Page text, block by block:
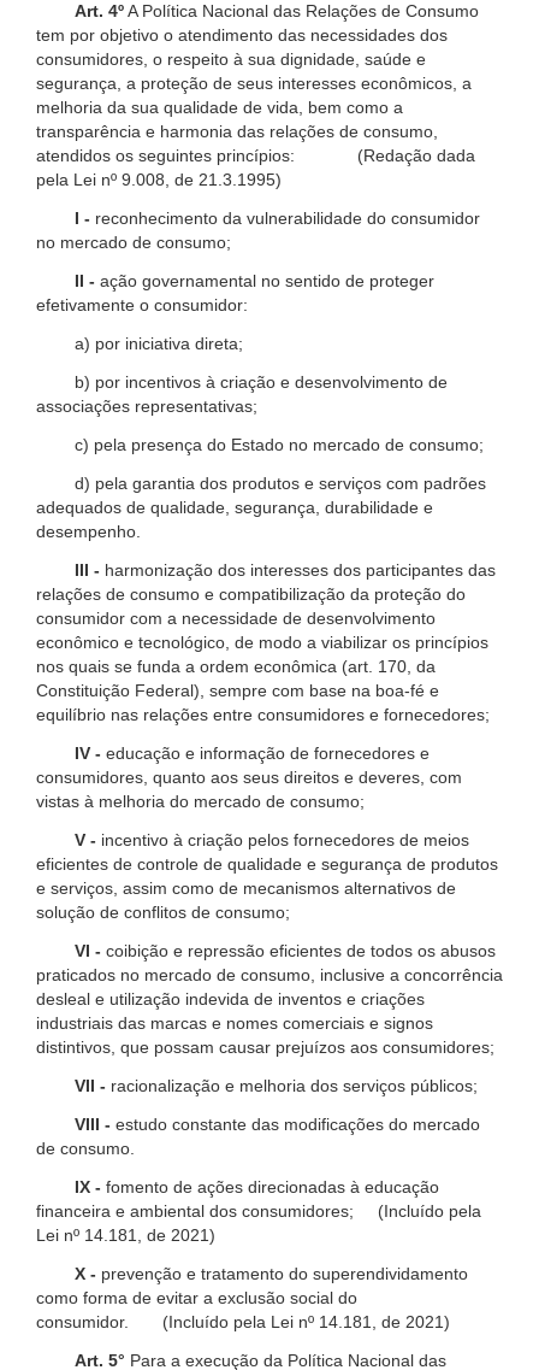
Art. 4ºA Política Nacional das Relações de Consumo
tem por objetivo o atendimento das necessidades dos
consumidores, o respeito à sua dignidade, saúde e
segurança, a proteção de seus interesses econômicos, a
melhoria da sua qualidade de vida, bem como a
transparência e harmonia das relações de consumo,
atendidos os seguintes princípios: (Redação dada
pela Lei nº 9.008, de 21.3.1995)
I - reconhecimento da vulnerabilidade do consumidor
no mercado de consumo;
II - ação governamental no sentido de proteger
efetivamente o consumidor:
a) por iniciativa direta;
b) por incentivos à criação e desenvolvimento de
associações representativas;
c) pela presença do Estado no mercado de consumo;
d) pela garantia dos produtos e serviços com padrões
adequados de qualidade, segurança, durabilidade e
desempenho.
III - harmonização dos interesses dos participantes das
relações de consumo e compatibilização da proteção do
consumidor com a necessidade de desenvolvimento
econômico e tecnológico, de modo a viabilizar os princípios
nos quais se funda a ordem econômica (art. 170, da
Constituição Federal), sempre com base na boa-fé e
equilíbrio nas relações entre consumidores e fornecedores;
IV - educação e informação de fornecedores e
consumidores, quanto aos seus direitos e deveres, com
vistas à melhoria do mercado de consumo;
V - incentivo à criação pelos fornecedores de meios
eficientes de controle de qualidade e segurança de produtos
e serviços, assim como de mecanismos alternativos de
solução de conflitos de consumo;
VI - coibição e repressão eficientes de todos os abusos
praticados no mercado de consumo, inclusive a concorrência
desleal e utilização indevida de inventos e criações
industriais das marcas e nomes comerciais e signos
distintivos, que possam causar prejuízos aos consumidores;
VII - racionalização e melhoria dos serviços públicos;
VIII - estudo constante das modificações do mercado
de consumo.
IX - fomento de ações direcionadas à educação
financeira e ambiental dos consumidores; (Incluído pela
Lei nº 14.181, de 2021)
X - prevenção e tratamento do superendividamento
como forma de evitar a exclusão social do
consumidor. (Incluído pela Lei nº 14.181, de 2021)
Art. 5° Para a execução da Política Nacional das